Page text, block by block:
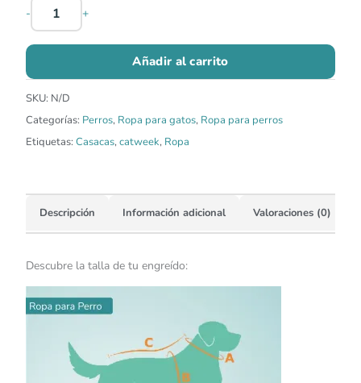
- +
Añadir al carrito
SKU: N/D
Categorías: Perros, Ropa para gatos, Ropa para perros
Etiquetas: Casacas,catweek, Ropa
Descripción Información adicional Valoraciones (0)
Descubre la talla de tu engreído: